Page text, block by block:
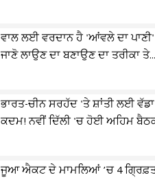
ਵਾਲ ਲਈ ਵਰਦਾਨ ਹੈ 'ਆਂਵਲੇ ਦਾ
ਜਾਣੋ ਲਾਉਣ ਦਾ ਬਣਾਉਣ ਦਾ ਤਰੀਕਾ ਤੇ...
ਭਾਰਤ-ਚੀਨ ਸਰਹੱਦ 'ਤੇ ਸ਼ਾਂਤੀ ਲਈ ਵੱਡਾ
ਕਦਮ! ਨਵੀਂ ਦਿੱਲੀ 'ਚ ਹੋਈ ਅਹਿਮ
ਜੂਆ ਐਕਟ ਦੇ ਮਾਮਲਿਆਂ ’ਚ 4